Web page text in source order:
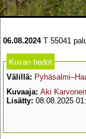
06.08.2024T 55041
Kuvan tiedot
Välillä:
Kuvaaja: Aki Karvonen
Lisätty: 08.08.2025